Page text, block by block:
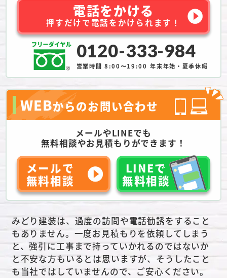
電話をかける
押すだけで電話をかけられます！
0120-333-984
営業時間 8:00〜19:00 年末年始・夏季休暇
WEBからのお問い合わせ
メールやLINEでも
無料相談やお見積もりができます！
メールで
無料相談
LINEで
無料相談
みどり建装は、過度の訪問や電話勧誘をすること
もありません。一度お見積もりを依頼してしまう
と、強引に工事まで持っていかれるのではないか
と不安な方もいるとは思いますが、そうしたこと
も当社ではしていませんので、ご安心ください。